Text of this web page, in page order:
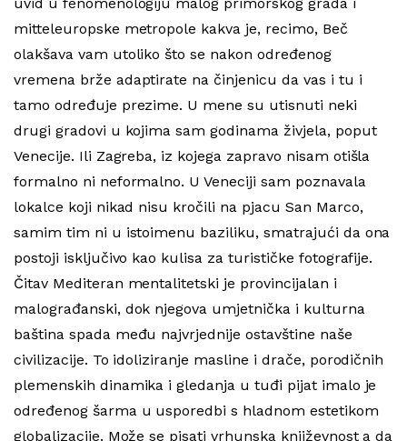
uvid u fenomenologiju malog primorskog grada i
mitteleuropske metropole kakva je, recimo, Beč
olakšava vam utoliko što se nakon određenog
vremena brže adaptirate na činjenicu da vas i tu i
tamo određuje prezime. U mene su utisnuti neki
drugi gradovi u kojima sam godinama živjela, poput
Venecije. Ili Zagreba, iz kojega zapravo nisam otišla
formalno ni neformalno. U Veneciji sam poznavala
lokalce koji nikad nisu kročili na pjacu San Marco,
samim tim ni u istoimenu baziliku, smatrajući da ona
postoji isključivo kao kulisa za turističke fotografije.
Čitav Mediteran mentalitetski je provincijalan i
malograđanski, dok njegova umjetnička i kulturna
baština spada među najvrjednije ostavštine naše
civilizacije. To idoliziranje masline i drače, porodičnih
plemenskih dinamika i gledanja u tuđi pijat imalo je
određenog šarma u usporedbi s hladnom estetikom
globalizacije. Može se pisati vrhunska književnost a da